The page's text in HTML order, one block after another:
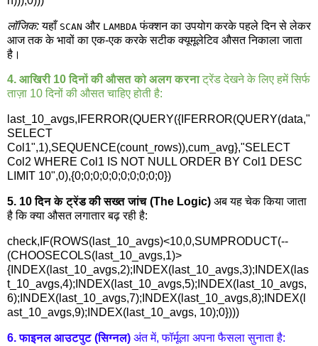
लॉजिक:यहाँ SCAN और LAMBDA फंक्शन का उपयोग करके पहले दिन से लेकर
आज तक के भावों का एक-एक करके सटीक क्यूमूलेटिव औसत निकाला जाता
है।
4. आखिरी 10 दिनों की औसत को अलग करनाट्रेंड देखने के लिए हमें सिर्फ
ताज़ा 10 दिनों की औसत चाहिए होती है:
last_10_avgs,IFERROR(QUERY({IFERROR(QUERY(data,"
SELECT
Col1",1),SEQUENCE(count_rows)),cum_avg},"SELECT
Col2 WHERE Col1 IS NOT NULL ORDER BY Col1 DESC
LIMIT 10",0),{0;0;0;0;0;0;0;0;0;0})
5. 10 दिन के ट्रेंड की सख्त जांच (The Logic) अब यह चेक किया जाता
है कि क्या औसत लगातार बढ़ रही है:
check,IF(ROWS(last_10_avgs)<10,0,SUMPRODUCT(--
(CHOOSECOLS(last_10_avgs,1)>
{INDEX(last_10_avgs,2);INDEX(last_10_avgs,3);INDEX(las
t_10_avgs,4);INDEX(last_10_avgs,5);INDEX(last_10_avgs,
6);INDEX(last_10_avgs,7);INDEX(last_10_avgs,8);INDEX(l
ast_10_avgs,9);INDEX(last_10_avgs, 10);0})))
6. फाइनल आउटपुट (सिग्नल) अंत में, फॉर्मूला अपना फैसला सुनाता है: